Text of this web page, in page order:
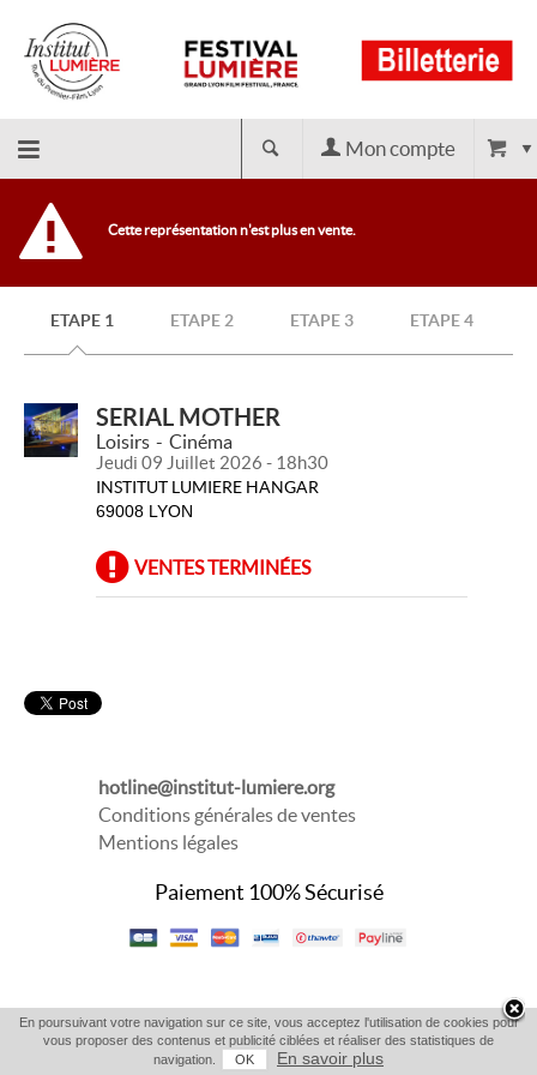
Retour
l'accueil
Mon compte
Cette représentation n'est plus en vente.
ETAPE 1 ETAPE 2 ETAPE 3 ETAPE 4
SERIAL MOTHER
Loisirs Cinéma
Jeudi 09 Juillet 2026 - 18h30
INSTITUT LUMIERE HANGAR
69008 LYON
VENTES TERMINÉES
hotline@institut-lumiere.org
Conditions générales de ventes
Mentions légales
Paiement 100% Sécurisé
En poursuivant votre navigation sur ce site, vous acceptez l'utilisation de cookies pour
vous proposer des contenus et publicité ciblées et réaliser des statistiques de
navigation.
OK En savoir plus